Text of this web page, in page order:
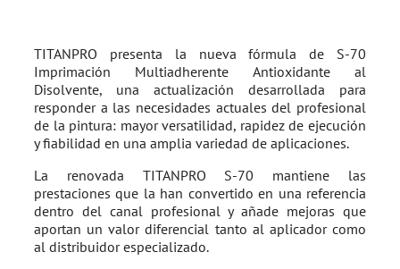
TITANPRO presenta la nueva fórmula de S-70
Imprimación Multiadherente Antioxidante al
Disolvente, una actualización desarrollada para
responder a las necesidades actuales del profesional
de la pintura: mayor versatilidad, rapidez de ejecución
y fiabilidad en una amplia variedad de aplicaciones.
La renovada TITANPRO S-70 mantiene las
prestaciones que la han convertido en una referencia
dentro del canal profesional y añade mejoras que
aportan un valor diferencial tanto al aplicador como
al distribuidor especializado.